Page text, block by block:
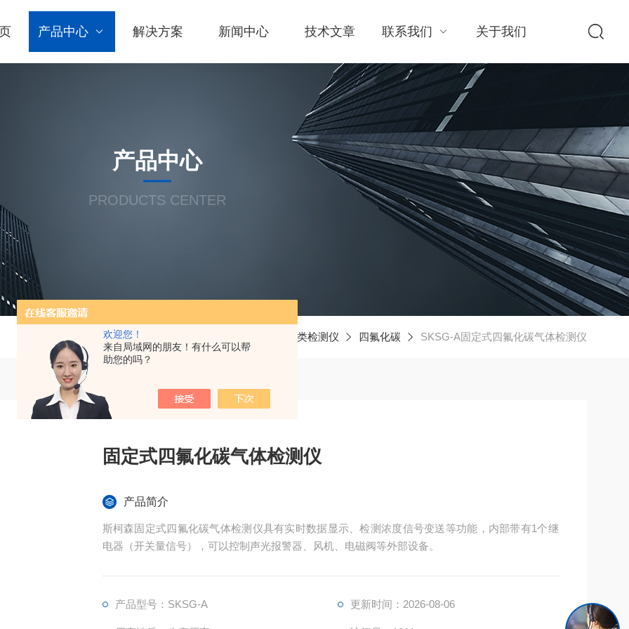
欢迎您！
来自局域网的朋友！有什么可以帮
助您的吗？
产品中心 解决方案 新闻中心 技术文章 联系我们 关于我们
产品中心
PRODUCTS CENTER
当前位置： 气体类检测仪 四氟化碳 SKSG-A固定式四氟化碳气体检测仪
固定式四氟化碳气体检测仪
产品简介
斯柯森固定式四氟化碳气体检测仪具有实时数据显示、检测浓度信号变送等功能，内部带有1个继
电器（开关量信号），可以控制声光报警器、风机、电磁阀等外部设备。
产品型号：SKSG-A 更新时间：2026-08-06